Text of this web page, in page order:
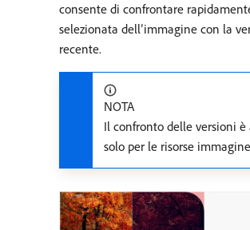
consente di confrontare
selezionata dell’immagine con la
recente.
NOTA
Il confronto delle versioni
solo per le risorse